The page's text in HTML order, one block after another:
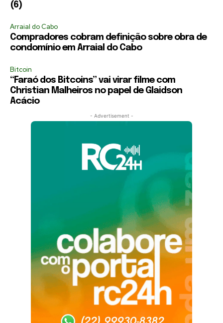
(6)
Arraial do Cabo
Compradores cobram definição sobre obra de
condomínio em Arraial do Cabo
Bitcoin
“Faraó dos Bitcoins” vai virar filme com
Christian Malheiros no papel de Glaidson
Acácio
- Advertisement -